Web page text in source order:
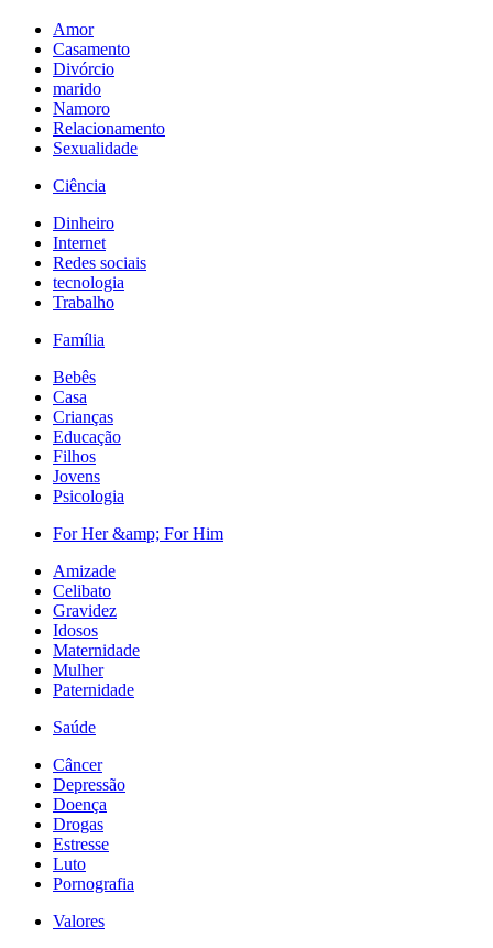
Amor
Casamento
Divórcio
marido
Namoro
Relacionamento
Sexualidade
Ciência
Dinheiro
Internet
Redes sociais
tecnologia
Trabalho
Família
Bebês
Casa
Crianças
Educação
Filhos
Jovens
Psicologia
For Her &amp; For Him
Amizade
Celibato
Gravidez
Idosos
Maternidade
Mulher
Paternidade
Saúde
Câncer
Depressão
Doença
Drogas
Estresse
Luto
Pornografia
Valores